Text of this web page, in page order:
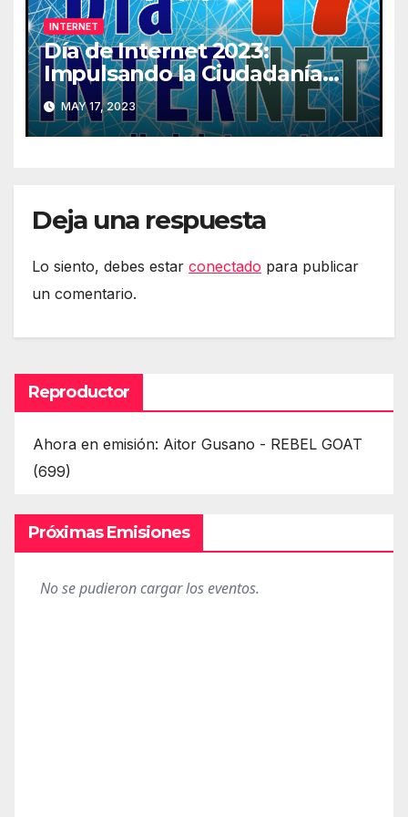
INTERNET
Día de Internet 2023:
Impulsando la Ciudadanía
Digital
MAY 17, 2023
Deja una respuesta
Lo siento, debes estar conectado para publicar
un comentario.
Reproductor
Ahora en emisión: Aitor Gusano - REBEL GOAT
(699)
Próximas Emisiones